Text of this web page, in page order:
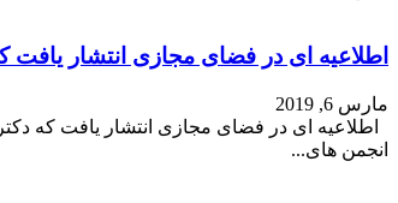
اطلاعیه ای در فضای مجازی انتشار
مارس 6, 2019
اطلاعیه ای در فضای مجازی انتشار یافت که
انجمن های...